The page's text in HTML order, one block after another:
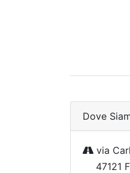
Dove
via
47121